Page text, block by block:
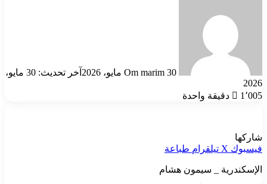
Om marim 30 مايو، 2026
آخر تحديث: 30 مايو،
2026
1٬005
دقيقة واحدة
شاركها
فيسبوك ‫X تيلقرام طباعة
الإسكندرية _ سيمون هشام